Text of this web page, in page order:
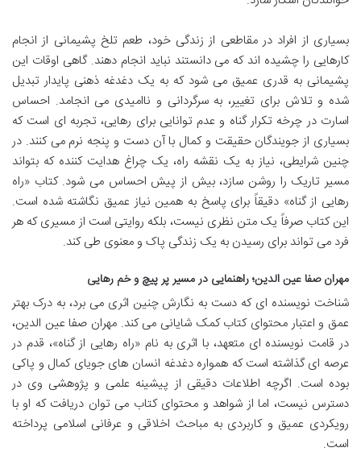
بسیاری از افراد در مقاطعی از زندگی خود، طعم تلخ پشیمانی از انجام
کارهایی را چشیده اند که می دانستند نباید انجام دهند. گاهی اوقات این
پشیمانی به قدری عمیق می شود که به یک دغدغه ذهنی پایدار تبدیل
شده و تلاش برای تغییر، به سرگردانی و ناامیدی می انجامد. احساس
اسارت در چرخه تکرار گناه و عدم توانایی برای رهایی، تجربه ای است که
بسیاری از جویندگان حقیقت و کمال با آن دست و پنجه نرم می کنند. در
چنین شرایطی، نیاز به یک نقشه راه، یک چراغ هدایت کننده که بتواند
مسیر تاریک را روشن سازد، بیش از پیش احساس می شود. کتاب «راه
رهایی از گناه» دقیقاً برای پاسخ به همین نیاز عمیق نگاشته شده است.
این کتاب صرفاً یک متن نظری نیست، بلکه روایتی است از مسیری که هر
فرد می تواند برای رسیدن به یک زندگی پاک و معنوی طی کند.
مهران صفا عین الدین؛ راهنمایی در مسیر پر پیچ و خم رهایی
شناخت نویسنده ای که دست به نگارش چنین اثری می برد، به درک بهتر
عمق و اعتبار محتوای کتاب کمک شایانی می کند. مهران صفا عین الدین،
در قامت نویسنده ای متعهد، با اثری به نام «راه رهایی از گناه»، قدم در
عرصه ای گذاشته است که همواره دغدغه انسان های جویای کمال و پاکی
بوده است. اگرچه اطلاعات دقیقی از پیشینه علمی و پژوهشی وی در
دسترس نیست، اما از شواهد و محتوای کتاب می توان دریافت که او با
رویکردی عمیق و کاربردی به مباحث اخلاقی و عرفانی اسلامی پرداخته
است.